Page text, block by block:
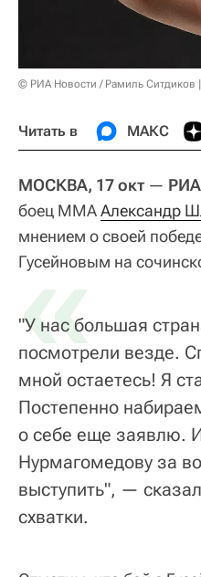
© РИА Новости / Рамиль Ситдиков
Читать в МАКС
МОСКВА, 17 окт —
боец ММААлександр
мнением о своей
Гусейновым на
«
"У нас большая
посмотрели везде.
мной остаетесь! Я
Постепенно
о себе еще заявлю.
Нурмагомедову за
выступить", —
схватки.